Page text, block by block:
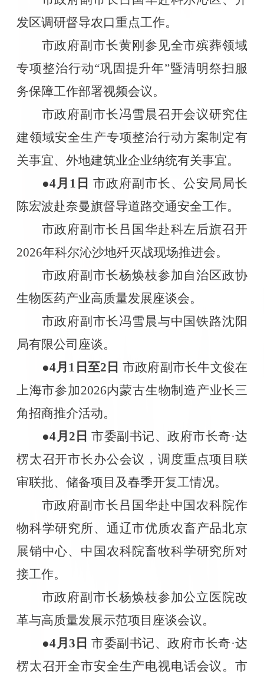
发区调研督导农口重点工作。
市政府副市长黄刚参见全市殡葬领域
专项整治行动“巩固提升年”暨清明祭扫服
务保障工作部署视频会议。
市政府副市长冯雪晨召开会议研究住
建领域安全生产专项整治行动方案制定有
关事宜、外地建筑业企业纳统有关事宜。
●4 月 1 日市政府副市长、公安局局长
陈宏波赴奈曼旗督导道路交通安全工作。
市政府副市长吕国华赴科左后旗召开
2026年科尔沁沙地歼灭战现场推进会。
市政府副市长杨焕枝参加自治区政协
生物医药产业高质量发展座谈会。
市政府副市长冯雪晨与中国铁路沈阳
局有限公司座谈。
●4 月 1 日至2 日 市政府副市长牛文俊在
上海市参加2026内蒙古生物制造产业长三
角招商推介活动。
●4 月2 日市委副书记、政府市长奇·达
楞太召开市长办公会议，调度重点项目联
审联批、储备项目及春季开复工情况。
市政府副市长吕国华赴中国农科院作
物科学研究所、通辽市优质农畜产品北京
展销中心、中国农科院畜牧科学研究所对
接工作。
市政府副市长杨焕枝参加公立医院改
革与高质量发展示范项目座谈会议。
●4 月3 日市委副书记、政府市长奇·达
楞太召开全市安全生产电视电话会议。市